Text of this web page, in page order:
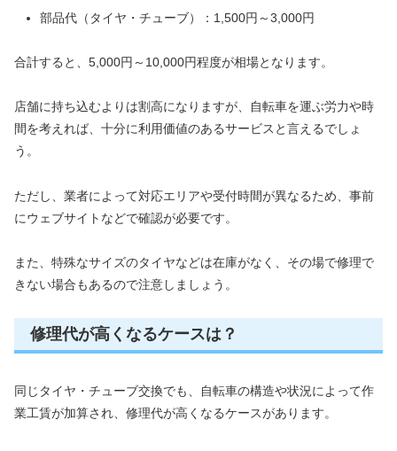
部品代（タイヤ・チューブ）：1,500円～3,000円
合計すると、5,000円～10,000円程度が相場となります。
店舗に持ち込むよりは割高になりますが、自転車を運ぶ労力や時
間を考えれば、十分に利用価値のあるサービスと言えるでしょ
う。
ただし、業者によって対応エリアや受付時間が異なるため、事前
にウェブサイトなどで確認が必要です。
また、特殊なサイズのタイヤなどは在庫がなく、その場で修理で
きない場合もあるので注意しましょう。
修理代が高くなるケースは？
同じタイヤ・チューブ交換でも、自転車の構造や状況によって作
業工賃が加算され、修理代が高くなるケースがあります。